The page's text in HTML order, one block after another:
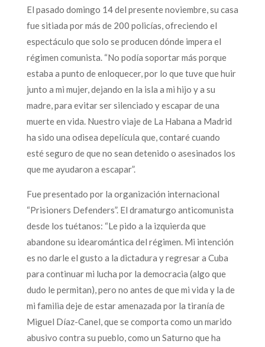
El pasado domingo 14 del presente noviembre, su casa
fue sitiada por más de 200 policías, ofreciendo el
espectáculo que solo se producen dónde impera el
régimen comunista. “No podía soportar más porque
estaba a punto de enloquecer, por lo que tuve que huir
junto a mi mujer, dejando en la isla a mi hijo y a su
madre, para evitar ser silenciado y escapar de una
muerte en vida. Nuestro viaje de La Habana a Madrid
ha sido una odisea depelícula que, contaré cuando
esté seguro de que no sean detenido o asesinados los
que me ayudaron a escapar”.
Fue presentado por la organización internacional
“Prisioners Defenders”. El dramaturgo anticomunista
desde los tuétanos: “Le pido a la izquierda que
abandone su idearomántica del régimen. Mi intención
es no darle el gusto a la dictadura y regresar a Cuba
para continuar mi lucha por la democracia (algo que
dudo le permitan), pero no antes de que mi vida y la de
mi familia deje de estar amenazada por la tiranía de
Miguel Díaz-Canel, que se comporta como un marido
abusivo contra su pueblo, como un Saturno que ha